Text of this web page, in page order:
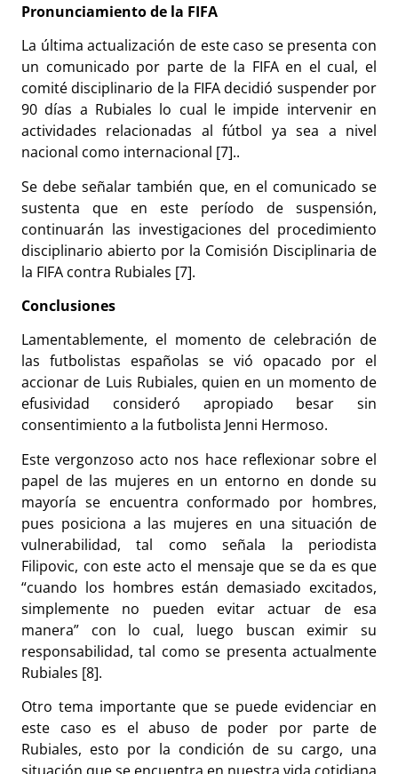
Pronunciamiento de la FIFA
La última actualización de este caso se presenta con
un comunicado por parte de la FIFA en el cual, el
comité disciplinario de la FIFA decidió suspender por
90 días a Rubiales lo cual le impide intervenir en
actividades relacionadas al fútbol ya sea a nivel
nacional como internacional [7]..
Se debe señalar también que, en el comunicado se
sustenta que en este período de suspensión,
continuarán las investigaciones del procedimiento
disciplinario abierto por la Comisión Disciplinaria de
la FIFA contra Rubiales [7].
Conclusiones
Lamentablemente, el momento de celebración de
las futbolistas españolas se vió opacado por el
accionar de Luis Rubiales, quien en un momento de
efusividad consideró apropiado besar sin
consentimiento a la futbolista Jenni Hermoso.
Este vergonzoso acto nos hace reflexionar sobre el
papel de las mujeres en un entorno en donde su
mayoría se encuentra conformado por hombres,
pues posiciona a las mujeres en una situación de
vulnerabilidad, tal como señala la periodista
Filipovic, con este acto el mensaje que se da es que
“cuando los hombres están demasiado excitados,
simplemente no pueden evitar actuar de esa
manera” con lo cual, luego buscan eximir su
responsabilidad, tal como se presenta actualmente
Rubiales [8].
Otro tema importante que se puede evidenciar en
este caso es el abuso de poder por parte de
Rubiales, esto por la condición de su cargo, una